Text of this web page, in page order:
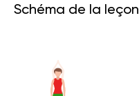
Schéma de la leçon